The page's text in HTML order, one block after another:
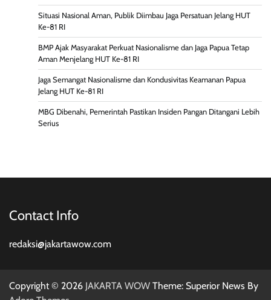
Situasi Nasional Aman, Publik Diimbau Jaga Persatuan Jelang HUT
Ke-81 RI
BMP Ajak Masyarakat Perkuat Nasionalisme dan Jaga Papua Tetap
Aman Menjelang HUT Ke-81 RI
Jaga Semangat Nasionalisme dan Kondusivitas Keamanan Papua
Jelang HUT Ke-81 RI
MBG Dibenahi, Pemerintah Pastikan Insiden Pangan Ditangani Lebih
Serius
Contact Info
redaksi@jakartawow.com
Copyright © 2026 JAKARTA WOW Theme: Superior News By